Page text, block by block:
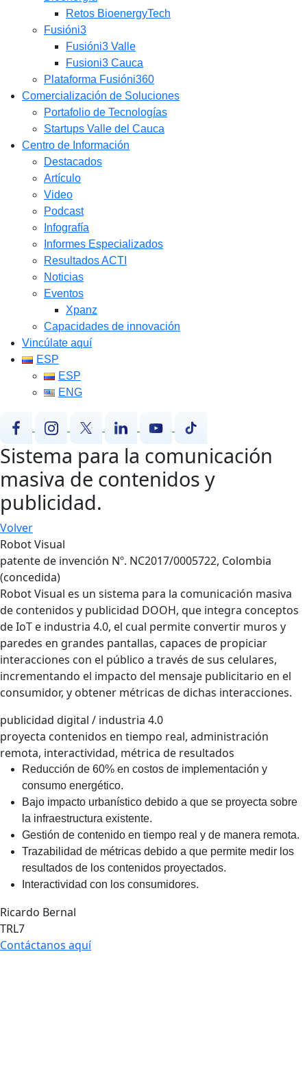
Retos BioenergyTech
Fusióni3
Fusióni3 Valle
Fusioni3 Cauca
Plataforma Fusióni360
Comercialización de Soluciones
Portafolio de Tecnologías
Startups Valle del Cauca
Centro de Información
Destacados
Artículo
Video
Podcast
Infografía
Informes Especializados
Resultados ACTI
Noticias
Eventos
Xpanz
Capacidades de innovación
Vincúlate aquí
ESP
ESP
ENG
Sistema para la comunicación
masiva de contenidos y
publicidad.
Volver
Robot Visual
patente de invención Nº. NC2017/0005722, Colombia
(concedida)
Robot Visual es un sistema para la comunicación masiva
de contenidos y publicidad DOOH, que integra conceptos
de IoT e industria 4.0, el cual permite convertir muros y
paredes en grandes pantallas, capaces de propiciar
interacciones con el público a través de sus celulares,
incrementando el impacto del mensaje publicitario en el
consumidor, y obtener métricas de dichas interacciones.
publicidad digital / industria 4.0
proyecta contenidos en tiempo real, administración
remota, interactividad, métrica de resultados
Reducción de 60% en costos de implementación y
consumo energético.
Bajo impacto urbanístico debido a que se proyecta sobre
la infraestructura existente.
Gestión de contenido en tiempo real y de manera remota.
Trazabilidad de métricas debido a que permite medir los
resultados de los contenidos proyectados.
Interactividad con los consumidores.
Ricardo Bernal
TRL7
Contáctanos aquí